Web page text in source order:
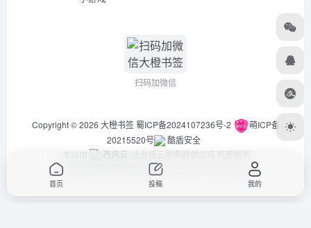
扫码加微信
Copyright © 2026 大橙书签 蜀ICP备2024107236号-2
萌ICP备
20215520号
酷盾安全
本站由
西风云 企业级云服务器供应商 托管服务
违法举报/投稿等事物联系邮箱：arch_chen@qq.com
首页 投稿 我的